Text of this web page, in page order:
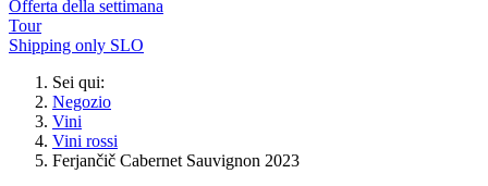
Offerta della settimana
Tour
Shipping only SLO
Sei qui:
Negozio
Vini
Vini rossi
Ferjančič Cabernet Sauvignon 2023